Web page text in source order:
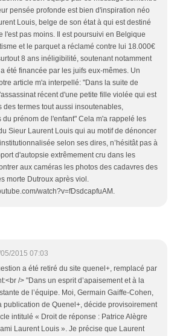
pensée profonde est bien d'inspiration néo
Louis, belge de son état à qui est destiné
l'est pas moins. Il est poursuivi en Belgique
et le parquet a réclamé contre lui 18.000€
8 ans inéligibilité, soutenant notamment
été financée par les juifs eux-mêmes. Un
article m'a interpellé: "Dans la suite de
récent d'une petite fille violée qui est
des termes tout aussi insoutenables,
du prénom de l'enfant" Cela m'a rappelé les
Sieur Laurent Louis qui au motif de dénoncer
selon ses dires, n’hésitât pas à
d'autopsie extrêmement cru dans les
aux caméras les photos des cadavres des
morte Dutroux après viol.
watch?v=fDsdcapfuAM.
2015 07:03
a été retiré du site quenel+, remplacé par
/> "Dans un esprit d’apaisement et à la
de l’équipe. Moi, Germain Gaiffe-Cohen,
publication de Quenel+, décide provisoirement
intitulé « Droit de réponse : Patrice Alègre
Laurent Louis ». Je précise que Laurent